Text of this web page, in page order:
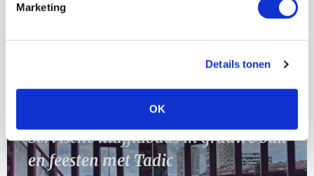
Marketing
Details tonen
OK
SEP
Servische maffiabaas in grauwe bak
en feesten met Tadic